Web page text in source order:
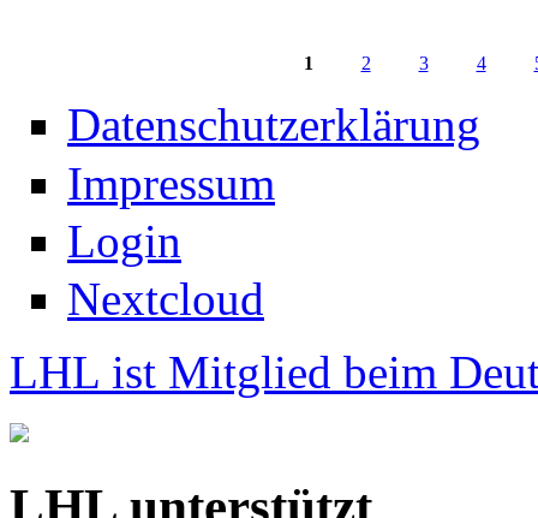
1 2 3 4
Datenschutzerklärung
Impressum
Login
Nextcloud
LHL ist Mitglied beim
LHL unterstützt